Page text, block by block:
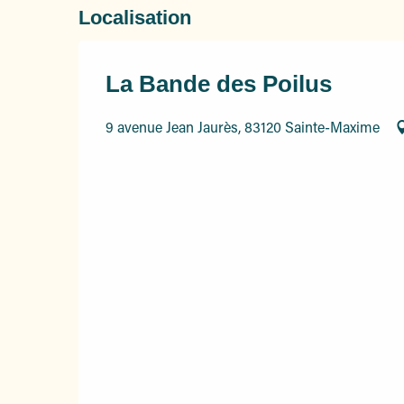
Localisation
La Bande des Poilus
9 avenue Jean Jaurès, 83120 Sainte-Maxime